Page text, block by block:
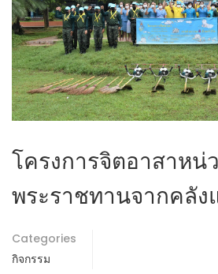
โครงการจิตอาสาหน่
พระราชทานจากคลัง
Categories
กิจกรรม